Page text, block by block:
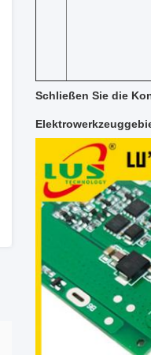
Schließen Sie die